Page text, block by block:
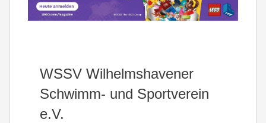
WSSV Wilhelmshavener
Schwimm- und Sportverein
e.V.